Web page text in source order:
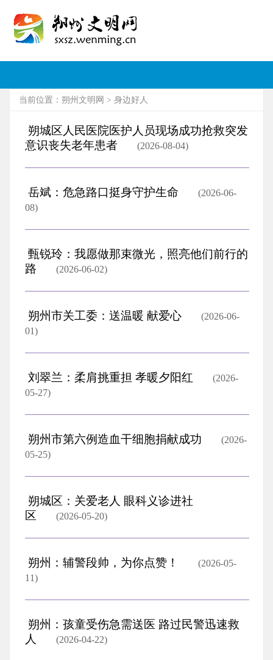
当前位置： 朔州文明网 > 身边好人
朔城区人民医院医护人员现场成功抢救突发
意识丧失老年患者 (2026-08-04)
岳斌：危急路口挺身守护生命 (2026-06-
08)
甄锐玲：我愿做那束微光，照亮他们前行的
路 (2026-06-02)
朔州市关工委：送温暖 献爱心 (2026-06-
01)
刘翠兰：柔肩挑重担 孝暖夕阳红 (2026-
05-27)
朔州市第六例造血干细胞捐献成功 (2026-
05-25)
朔城区：关爱老人 眼科义诊进社
区 (2026-05-20)
朔州：辅警段帅，为你点赞！
(2026-05-
11)
朔州：孩童受伤急需送医 路过民警迅速救
人
(2026-04-22)